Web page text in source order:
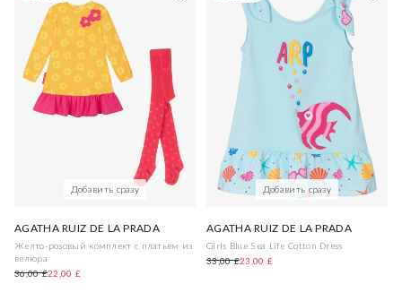
Добавить сразу
AGATHA RUIZ DE LA PRADA
Желто-розовый комплект с платьем из
велюра
36,00 £22,00 £
Добавить сразу
AGATHA RUIZ DE LA PRADA
Girls Blue Sea Life Cotton Dress
33,00 £23,00 £